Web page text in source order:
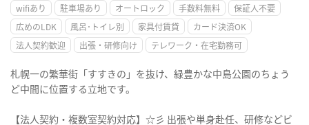
wifiあり
駐車場あり オートロック 手数料無料
保証人不要
広めのLDK
風呂･トイレ別 家具付賃貸
カード決済OK
法人契約歓迎
出張・研修向け テレワーク・在宅勤務可
札幌一の繁華街「すすきの」を抜け、緑豊かな中島公園のちょう
ど中間に位置する立地です。
【法人契約・複数室契約対応】☆彡 出張や単身赴任、研修などビ